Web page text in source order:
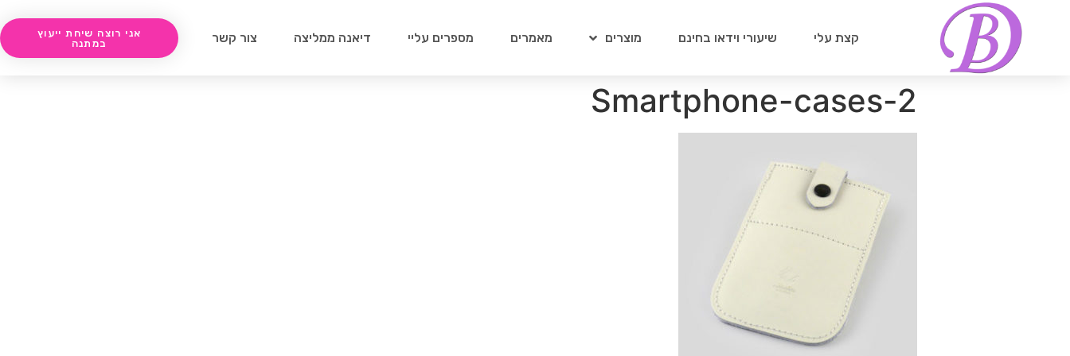
קצת עלי שיעורי וידאו בחינם מוצרים מאמרים מספרים עליי דיאנה ממליצה צור קשר
אני רוצה שיחת ייעוץ
במתנה
Smartphone-cases-2